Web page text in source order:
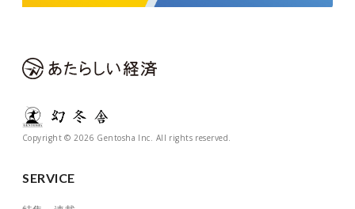
Copyright © 2026 Gentosha Inc. All rights reserved.
SERVICE